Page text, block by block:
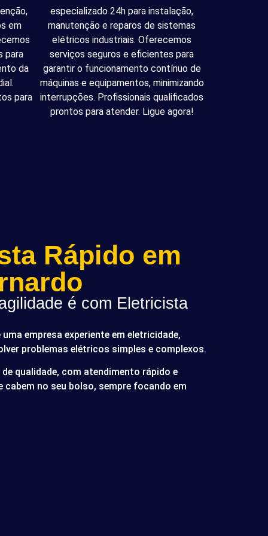
em
para
da
para
especializado 24h para instalação,
manutenção e reparos de sistemas
elétricos industriais. Oferecemos
serviços seguros e eficientes para
garantir o funcionamento contínuo de
máquinas e equipamentos, minimizando
interrupções. Profissionais qualificados
prontos para atender. Ligue agora!
Rápido em
é com Eletricista
empresa experiente em eletricidade,
problemas elétricos simples e complexos.
qualidade, com atendimento rápido e
cabem no seu bolso, sempre focando em